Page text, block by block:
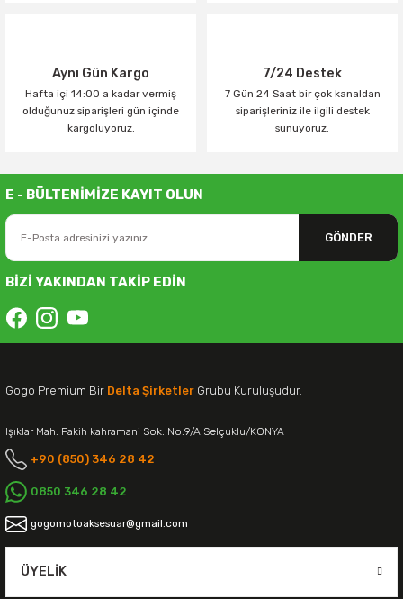
Aynı Gün Kargo
Hafta içi 14:00 a kadar vermiş
olduğunuz siparişleri gün içinde
kargoluyoruz.
7/24 Destek
7 Gün 24 Saat bir çok kanaldan
siparişleriniz ile ilgili destek
sunuyoruz.
E - BÜLTENİMİZE KAYIT OLUN
GÖNDER
BİZİ YAKINDAN TAKİP EDİN
Gogo Premium Bir Delta Şirketler Grubu Kuruluşudur.
Işıklar Mah. Fakih kahramani Sok. No:9/A Selçuklu/KONYA
+90 (850) 346 28 42
0850 346 28 42
gogomotoaksesuar@gmail.com
ÜYELIK